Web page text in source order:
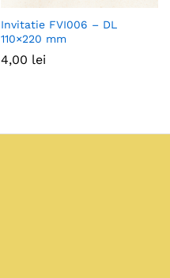
Invitatie FVI006 – DL
110×220 mm
4,00 lei